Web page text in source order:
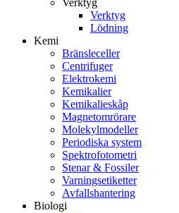
Verktyg
Lödning
Kemi
Bränsleceller
Centrifuger
Elektrokemi
Kemikalier
Kemikalieskåp
Magnetomrörare
Molekylmodeller
Periodiska system
Spektrofotometri
Stenar & Fossiler
Varningsetiketter
Avfallshantering
Biologi